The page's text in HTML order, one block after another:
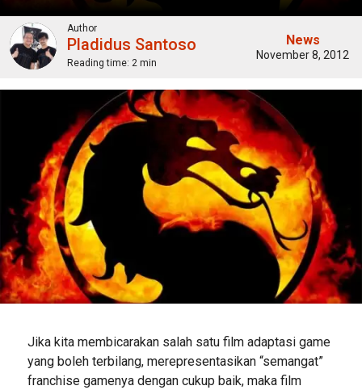
Author
Pladidus Santoso
Reading time: 2 min
News
November 8, 2012
Jika kita membicarakan salah satu film adaptasi game
yang boleh terbilang, merepresentasikan “semangat”
franchise gamenya dengan cukup baik, maka film